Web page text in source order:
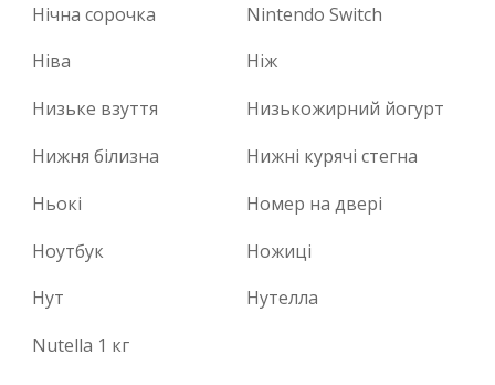
Нічна сорочка
Nintendo Switch
Ніва
Ніж
Низьке взуття
Низькожирний йогурт
Нижня білизна
Нижні курячі стегна
Ньокі
Номер на двері
Ноутбук
Ножиці
Нут
Нутелла
Nutella 1 кг